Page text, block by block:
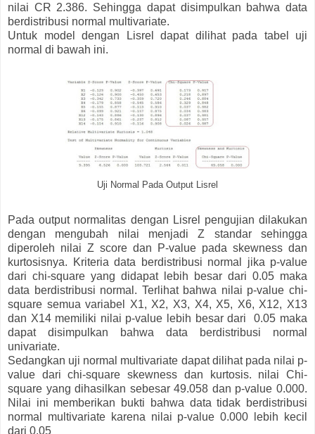
nilai CR 2.386. Sehingga dapat disimpulkan bahwa data
berdistribusi normal multivariate.
Untuk model dengan Lisrel dapat dilihat pada tabel uji
normal di bawah ini.
Uji Normal Pada Output Lisrel
Pada output normalitas dengan Lisrel pengujian dilakukan
dengan mengubah nilai menjadi Z standar sehingga
diperoleh nilai Z score dan P-value pada skewness dan
kurtosisnya. Kriteria data berdistribusi normal jika p-value
dari chi-square yang didapat lebih besar dari 0.05 maka
data berdistribusi normal. Terlihat bahwa nilai p-value chi-
square semua variabel X1, X2, X3, X4, X5, X6, X12, X13
dan X14 memiliki nilai p-value lebih besar dari 0.05 maka
dapat disimpulkan bahwa data berdistribusi normal
univariate.
Sedangkan uji normal multivariate dapat dilihat pada nilai p-
value dari chi-square skewness dan kurtosis. nilai Chi-
square yang dihasilkan sebesar 49.058 dan p-value 0.000.
Nilai ini memberikan bukti bahwa data tidak berdistribusi
normal multivariate karena nilai p-value 0.000 lebih kecil
dari 0.05